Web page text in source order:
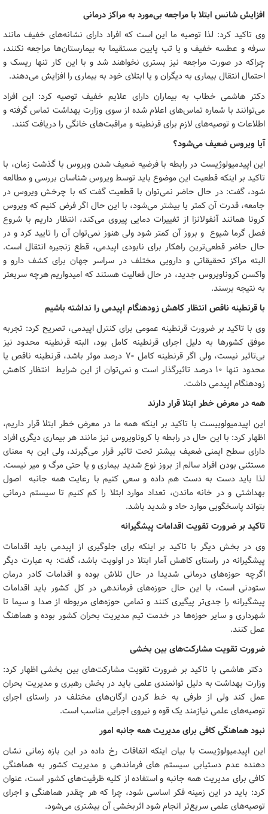
افزایش شانس ابتلا با مراجعه بی‌مورد به مراکز درمانی
وی تاکید کرد: لذا توصیه ما این است که افراد دارای نشانه‌های خفیف مانند
سرفه و عطسه خفیف و یا تب پایین مستقیما به بیمارستان‌ها مراجعه نکنند،
چراکه در صورت مراجعه نیز بستری نخواهند شد و با این کار تنها ریسک و
احتمال انتقال بیماری به دیگران و یا ابتلای خود به بیماری را افزایش می‌دهند.
دکتر هاشمی خطاب به بیماران دارای علایم خفیف توصیه کرد: این افراد
می‌توانند با شماره‌ تماس‌های اعلام شده از سوی وزارت بهداشت تماس گرفته و
اطلاعات و توصیه‌های لازم برای قرنطینه و مراقبت‌های خانگی را دریافت کنند.
آیا ویروس ضعیف می‌شود؟
این اپیدمیولوژیست در رابطه با فرضیه ضعیف شدن ویروس با گذشت زمان، با
تاکید بر اینکه قطعیت این موضوع باید توسط ویروس شناسان بررسی و مطالعه
شود، گفت: در حال حاضر نمی‌توان با قطعیت گفت که با چرخش ویروس در
جامعه، قدرت آن کمتر یا بیشتر می‌شود، با این حال اگر فرض کنیم که ویروس
کرونا همانند آنفولانزا از تغییرات دمایی پیروی می‌کند، انتظار داریم با شروع
فصل گرما شیوع و بروز آن کمتر شود ولی هنوز نمی‌توان آن را تایید کرد و در
حال حاضر قطعی‌ترین راهکار برای نابودی اپیدمی، قطع زنجیره انتقال است.
البته مراکز تحقیقاتی و دارویی مختلف در سراسر جهان برای کشف دارو و
واکسن کروناویروس جدید، در حال فعالیت هستند که امیدواریم هرچه سریعتر
به نتیجه برسند.
با قرنطینه ناقص انتظار کاهش زودهنگام اپیدمی را نداشته باشیم
وی با تاکید بر ضرورت قرنطینه عمومی برای کنترل اپیدمی، تصریح کرد: تجربه
موفق کشورها به دلیل اجرای قرنطینه کامل بود، البته قرنطینه محدود نیز
بی‌تاثیر نیست، ولی اگر قرنطینه کامل 70 درصد موثر باشد، قرنطینه ناقص یا
محدود تنها 10 درصد تاثیرگذار است و نمی‌توان از این شرایط انتظار کاهش
زودهنگام اپیدمی داشت.
همه در معرض خطر ابتلا قرار دارند
این اپیدمیولوییست با تاکید بر اینکه همه ما در معرض خطر ابتلا قرار داریم،
اظهار کرد: با این حال در رابطه با کروناویروس نیز مانند هر بیماری دیگری افراد
دارای سطح ایمنی ضعیف بیشتر تحت تاثیر قرار می‌گیرند، ولی این به معنای
مستثنی بودن افراد سالم از بروز نوع شدید بیماری و یا حتی مرگ و میر نیست.
لذا باید دست به دست هم داده و سعی کنیم با رعایت همه جانبه اصول
بهداشتی و در خانه ماندن، تعداد موارد ابتلا را کم کنیم تا سیستم درمانی
بتواند پاسخگویی موارد حاد و شدید باشد.
تاکید بر ضرورت تقویت اقدامات پیشگیرانه
وی در بخش دیگر با تاکید بر اینکه برای جلوگیری از اپیدمی باید اقدامات
پیشگیرانه در راستای کاهش آمار ابتلا در اولویت باشد، گفت: به عبارت دیگر
اگرچه حوزه‌های درمانی شدیدا در حال تلاش بوده و اقدامات کادر درمان
ستودنی است، با این حال حوزه‌های فرماندهی در کل کشور باید اقدامات
پیشگیرانه را جدی‌تر پیگیری کنند و تمامی حوزه‌های مربوطه از صدا و سیما تا
شهرداری و سایر حوزه‌ها در خدمت تیم مدیریت بحران کشور بوده و هماهنگ
عمل کنند.
ضرورت تقویت مشارکت‌های بین بخشی
دکتر هاشمی با تاکید بر ضرورت تقویت مشارکت‌های بین بخشی اظهار کرد:
وزارت بهداشت به دلیل توانمندی علمی باید در بخش رهبری و مدیریت بحران
عمل کند ولی از طرفی به خط کردن ارگان‌های مختلف در راستای اجرای
توصیه‌های علمی نیازمند یک قوه و نیروی اجرایی مناسب است.
نبود هماهنگی کافی برای مدیریت همه جانبه امور
این اپیدمیولوژیست با بیان اینکه اتفاقات رخ داده در این بازه زمانی نشان
دهنده عدم دستیابی سیستم های فرماندهی و مدیریت کشور به هماهنگی
کافی برای مدیریت همه جانبه و استفاده از کلیه ظرفیت‌های کشور است، عنوان
کرد: باید در این زمینه فکر اساسی شود، چرا که هر چقدر هماهنگی و اجرای
توصیه‌های علمی سریع‌تر انجام شود اثربخشی آن بیشتری می‌شود.